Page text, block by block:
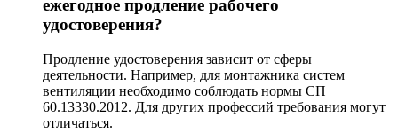
ежегодное продление рабочего
удостоверения?
Продление удостоверения зависит от сферы
деятельности. Например, для монтажника систем
вентиляции необходимо соблюдать нормы СП
60.13330.2012. Для других профессий требования могут
отличаться.